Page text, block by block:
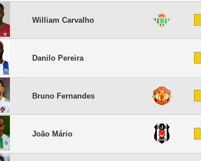
William Carvalho
Danilo Pereira
Bruno Fernandes
João Mário